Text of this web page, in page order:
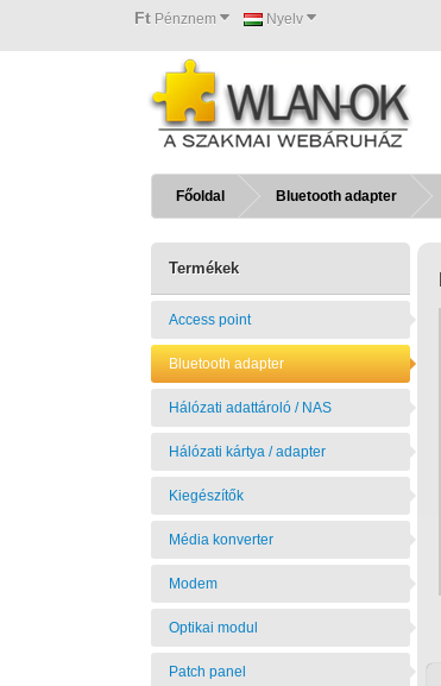
Ft Pénznem Nyelv
Főoldal Bluetooth adapter
Termékek
Access point
Bluetooth adapter
Hálózati adattároló / NAS
Hálózati kártya / adapter
Kiegészítők
Média konverter
Modem
Optikai modul
Patch panel